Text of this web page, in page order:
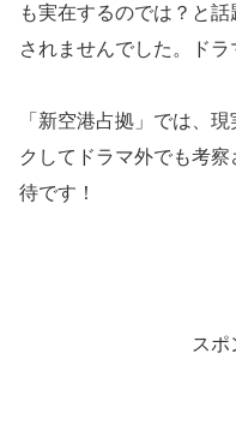
も実在するのでは？と
されませんでした。ドラ
「新空港占拠」では、
クしてドラマ外でも考
待です！
スポ